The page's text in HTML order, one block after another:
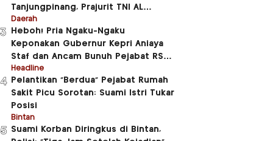
Tanjungpinang, Prajurit TNI AL
Meninggal Dunia
Daerah
Heboh! Pria Ngaku-Ngaku
Keponakan Gubernur Kepri Aniaya
Staf dan Ancam Bunuh Pejabat RSUD
RAT
Headline
Pelantikan “Berdua” Pejabat Rumah
Sakit Picu Sorotan: Suami Istri Tukar
Posisi
Bintan
Suami Korban Diringkus di Bintan,